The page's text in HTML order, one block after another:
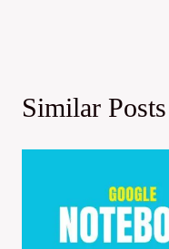
Similar Posts